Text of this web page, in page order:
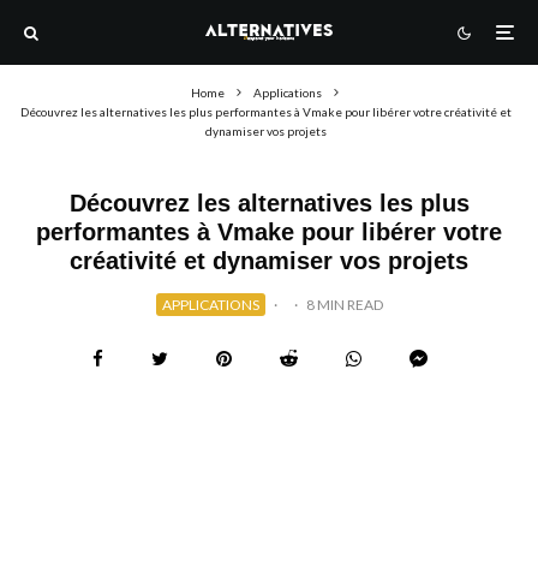
Home
Applications
Découvrez les alternatives les plus performantes à Vmake pour libérer votre créativité et
dynamiser vos projets
Découvrez les alternatives les plus
performantes à Vmake pour libérer votre
créativité et dynamiser vos projets
APPLICATIONS · · 8 MIN READ